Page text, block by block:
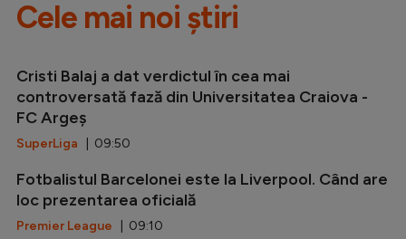
Cele mai noi știri
Cristi Balaj a dat verdictul în cea mai
controversată fază din Universitatea Craiova -
FC Argeș
SuperLiga | 09:50
Fotbalistul Barcelonei este la Liverpool. Când are
loc prezentarea oficială
Premier League | 09:10